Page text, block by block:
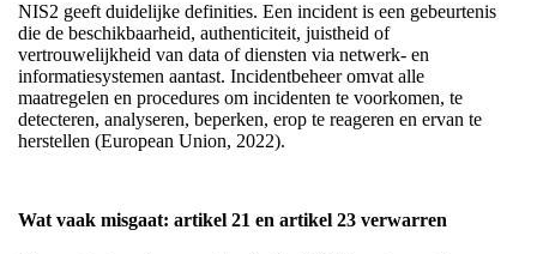
NIS2 geeft duidelijke definities. Een incident is een gebeurtenis
die de beschikbaarheid, authenticiteit, juistheid of
vertrouwelijkheid van data of diensten via netwerk- en
informatiesystemen aantast. Incidentbeheer omvat alle
maatregelen en procedures om incidenten te voorkomen, te
detecteren, analyseren, beperken, erop te reageren en ervan te
herstellen (European Union, 2022).
Wat vaak misgaat: artikel 21 en artikel 23 verwarren